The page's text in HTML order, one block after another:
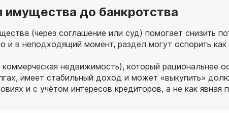
до банкротства
(через соглашение или суд) помогает снизить
и в неподходящий момент, раздел могут оспорить
недвижимость), который рациональнее
имеет стабильный доход и может «выкупить»
и с учётом интересов кредиторов, а не как явная